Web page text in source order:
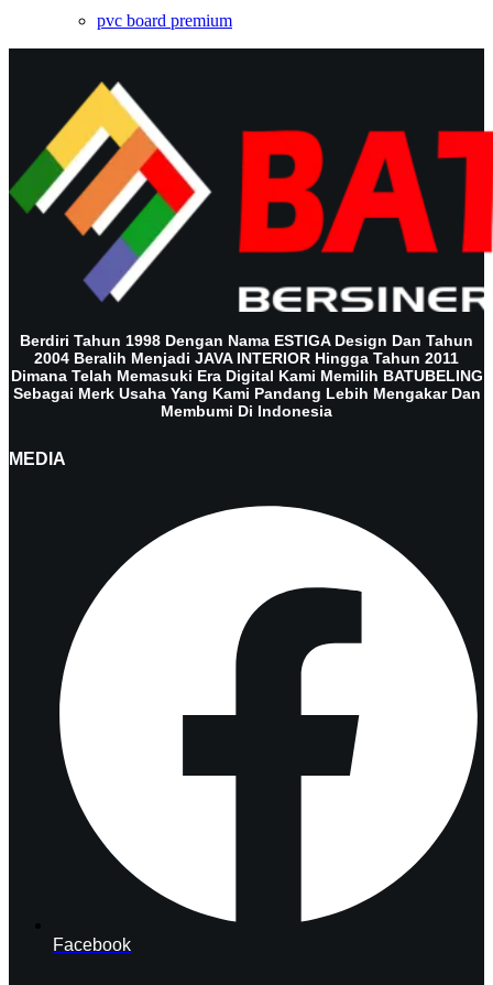
pvc board premium
Berdiri Tahun 1998 Dengan Nama ESTIGA Design Dan Tahun
2004 Beralih Menjadi JAVA INTERIOR Hingga Tahun 2011
Dimana Telah Memasuki Era Digital Kami Memilih BATUBELING
Sebagai Merk Usaha Yang Kami Pandang Lebih Mengakar Dan
Membumi Di Indonesia
MEDIA
Facebook